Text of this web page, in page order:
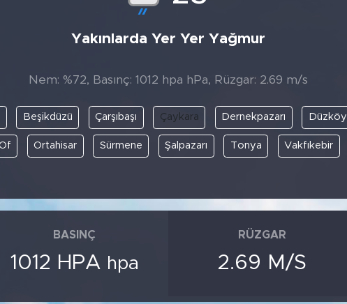
Yakınlarda Yer Yer Yağmur
Nem: %72, Basınç: 1012 hpa hPa, Rüzgar: 2.69 m/s
Beşikdüzü Çarşıbaşı Çaykara Dernekpazarı Düzköy
Ortahisar Sürmene Şalpazarı Tonya Vakfıkebir
BASINÇ
1012 HPA hpa
RÜZGAR
2.69 M/S